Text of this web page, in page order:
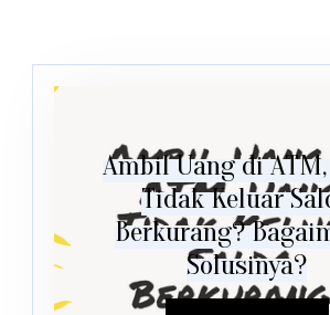
Ambil Uang di
Tidak Keluar
Berkurang?
Solusinya?